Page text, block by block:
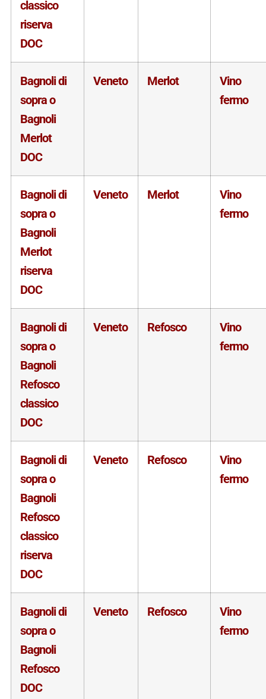
classico
riserva
DOC
Bagnoli di
sopra o
Bagnoli
Merlot
DOC
Veneto Merlot
Vino
fermo
Bagnoli di
sopra o
Bagnoli
Merlot
riserva
DOC
Veneto Merlot
Vino
fermo
Bagnoli di
sopra o
Bagnoli
Refosco
classico
DOC
Veneto Refosco
Vino
fermo
Bagnoli di
sopra o
Bagnoli
Refosco
classico
riserva
DOC
Veneto Refosco
Vino
fermo
Bagnoli di
sopra o
Bagnoli
Refosco
DOC
Veneto Refosco
Vino
fermo